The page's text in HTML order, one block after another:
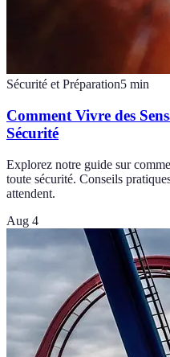
Sécurité et Préparation5 min
Comment Vivre des
Sécurité
Explorez notre guide sur
toute sécurité. Conseils
attendent.
Aug 4